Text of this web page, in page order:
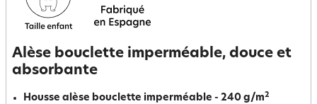
Alèse bouclette imperméable, douce et
absorbante
Housse alèse bouclette imperméable - 240 g/m2